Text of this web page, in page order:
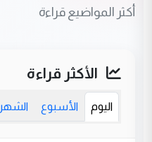
أكثر المواضيع قراءة
الأكثر قراءة
اليوم الأسبوع الشهر